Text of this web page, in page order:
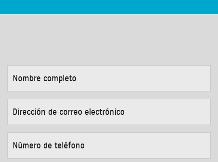
COMPLETO *
DE
CORREO
ELECTRÓNICO *
DE
TELÉFONO *